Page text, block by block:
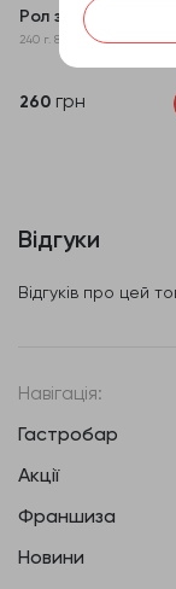
Рол з смаженим
240 г. 8 шт.
260 грн
Відгуки
Відгуків про цей
Навігація:
Гастробар
Акції
Франшиза
Новини